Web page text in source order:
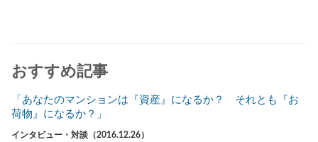
おすすめ記事
「あなたのマンションは『資産』になるか？ それとも『お
荷物』になるか？」
インタビュー・対談（2016.12.26）